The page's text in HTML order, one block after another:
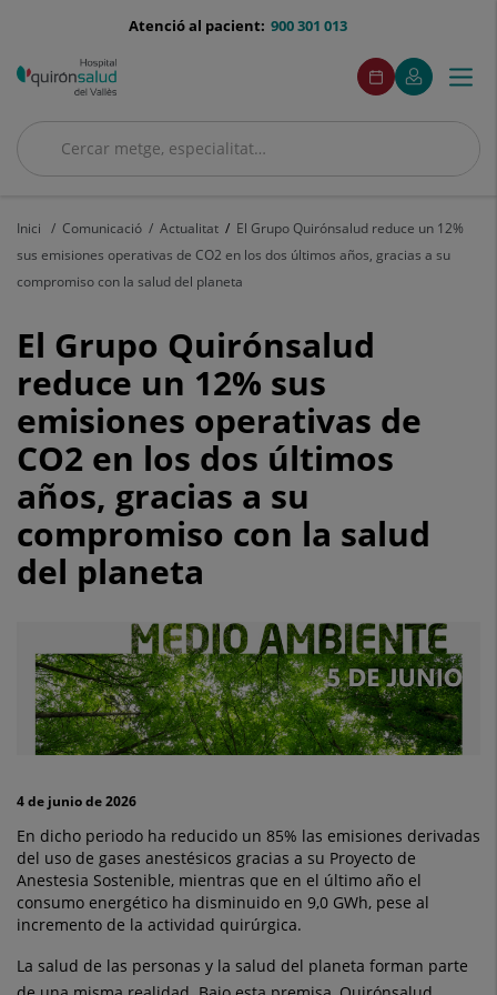
menu-
900 301 013
Atenció al pacient:
Cercar
Cercar
menuAcceso
Demaneu
cita
Aquest
enllaç
s'obrirà
una
El
meu
Aquest
enllaç
s'obrirà
una
finestra
Menú
Inici Comunicació Actualitat
El Grupo Quirónsalud reduce un 12%
sus emisiones operativas de CO2 en los dos últimos años, gracias a su
compromiso con la salud del planeta
El
Grupo
Quirónsalud
reduce
un
12%
sus
emisiones
operativas
de
CO2
en
los
dos
últimos
años,
El Grupo Quirónsalud
reduce un 12% sus
emisiones operativas de
CO2 en los dos últimos
años, gracias a su
compromiso con la salud
del planeta
4 de junio de 2026
En dicho periodo ha reducido un 85% las emisiones derivadas
del uso de gases anestésicos gracias a su Proyecto de
Anestesia Sostenible, mientras que en el último año el
consumo energético ha disminuido en 9,0 GWh, pese al
incremento de la actividad quirúrgica.
La salud de las personas y la salud del planeta forman parte